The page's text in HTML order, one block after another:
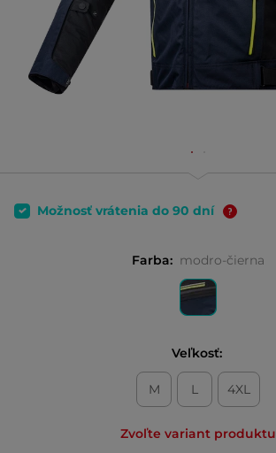
Možnosť vrátenia do 90 dní
Farba: modro-čierna
Veľkosť:
M L 4XL
Zvoľte variant produktu